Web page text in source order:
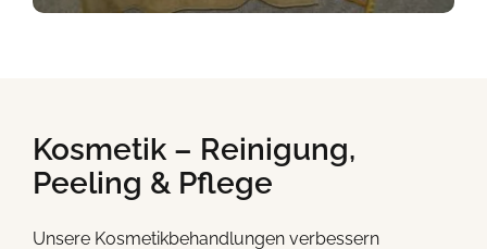
Kosmetik – Reinigung,
Peeling & Pflege
Unsere Kosmetikbehandlungen verbessern